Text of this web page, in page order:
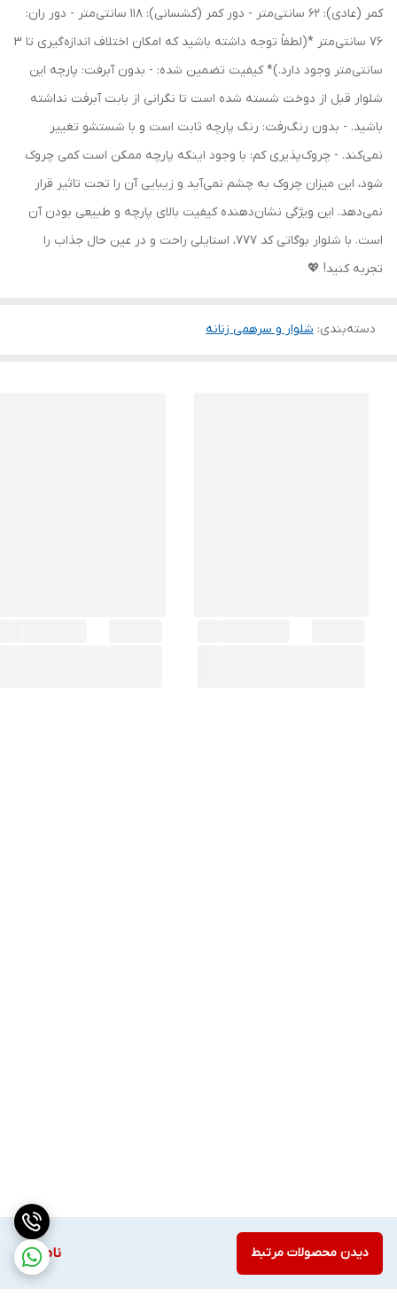
ناموجود دیدن محصولات مرتبط
کمر (عادی): 62 سانتی‌متر - دور کمر (کشسانی): 118 سانتی‌متر - دور ران:
76 سانتی‌متر *(لطفاً توجه داشته باشید که امکان اختلاف اندازه‌گیری تا 3
سانتی‌متر وجود دارد.)* کیفیت تضمین شده: - بدون آبرفت: پارچه این
شلوار قبل از دوخت شسته شده است تا نگرانی از بابت آبرفت نداشته
باشید. - بدون رنگ‌رفت: رنگ پارچه ثابت است و با شستشو تغییر
نمی‌کند. - چروک‌پذیری کم: با وجود اینکه پارچه ممکن است کمی چروک
شود، این میزان چروک به چشم نمی‌آید و زیبایی آن را تحت تاثیر قرار
نمی‌دهد. این ویژگی نشان‌دهنده کیفیت بالای پارچه و طبیعی بودن آن
است. با شلوار بوگاتی کد 777، استایلی راحت و در عین حال جذاب را
تجربه کنید! 💖
دسته‌بندی: شلوار و سرهمی زنانه